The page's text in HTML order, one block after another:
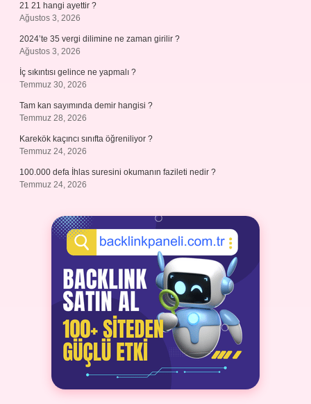
21 21 hangi ayettir ?
Ağustos 3, 2026
2024’te 35 vergi dilimine ne zaman girilir ?
Ağustos 3, 2026
İç sıkıntısı gelince ne yapmalı ?
Temmuz 30, 2026
Tam kan sayımında demir hangisi ?
Temmuz 28, 2026
Karekök kaçıncı sınıfta öğreniliyor ?
Temmuz 24, 2026
100.000 defa İhlas suresini okumanın fazileti nedir ?
Temmuz 24, 2026